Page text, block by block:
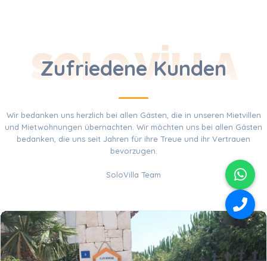
Zufriedene Kunden
SOLO VILLA
Wir bedanken uns herzlich bei allen Gästen, die in unseren Mietvillen
und Mietwohnungen übernachten. Wir möchten uns bei allen Gästen
bedanken, die uns seit Jahren für ihre Treue und ihr Vertrauen
bevorzugen.
SoloVilla Team